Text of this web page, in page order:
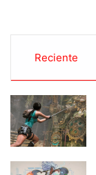
Reciente